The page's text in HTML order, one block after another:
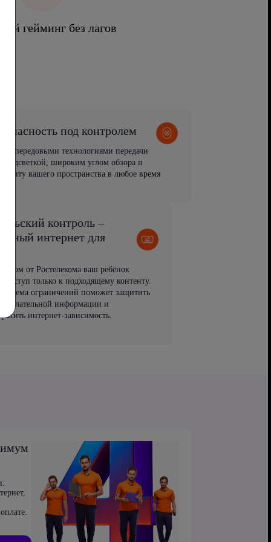
гейминг без лагов
под контролем
с передовыми технологиями передачи
подсветкой, широким углом обзора и
вашего пространства в любое время
контроль –
интернет для
от Ростелекома ваш ребёнок
доступ только к подходящему контенту.
система ограничений поможет защитить
нежелательной информации и
интернет-зависимость.